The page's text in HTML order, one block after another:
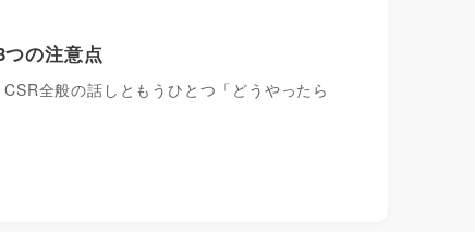
の注意点
全般の話しともうひとつ「どうやったら